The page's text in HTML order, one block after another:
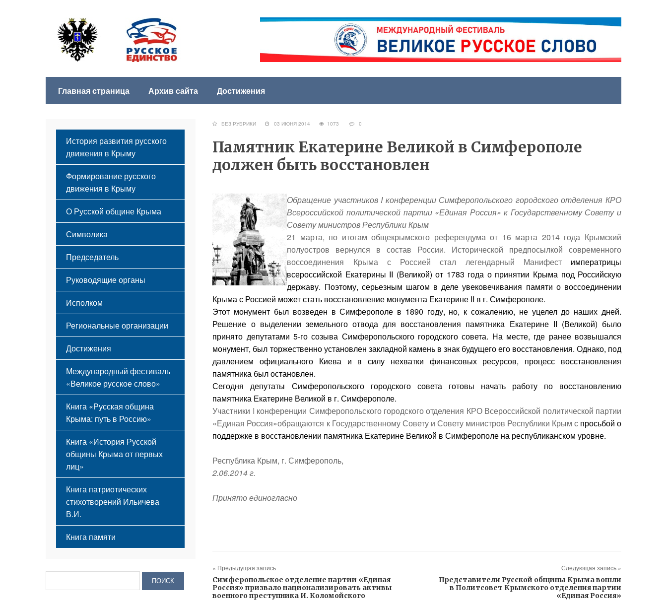
Главная страница Архив сайта Достижения
БЕЗ РУБРИКИ 03 ИЮНЯ 2014 1073 0
Памятник Екатерине Великой в Симферополе
должен быть восстановлен
Обращение участников I конференции Симферопольского городского отделения КРО
Всероссийской политической партии «Единая Россия» к Государственному Совету и
Совету министров Республики Крым
21 марта, по итогам общекрымского референдума от 16 марта 2014 года Крымский
полуостров вернулся в состав России. Исторической предпосылкой современного
воссоединения Крыма с Россией стал легендарный Манифест императрицы
всероссийской Екатерины II (Великой) от 1783 года о принятии Крыма под Российскую
державу. Поэтому, серьезным шагом в деле увековечивания памяти о воссоединении
Крыма с Россией может стать восстановление монумента Екатерине II в г. Симферополе.
Этот монумент был возведен в Симферополе в 1890 году, но, к сожалению, не уцелел до наших дней.
Решение о выделении земельного отвода для восстановления памятника Екатерине II (Великой) было
принято депутатами 5-го созыва Симферопольского городского совета. На месте, где ранее возвышался
монумент, был торжественно установлен закладной камень в знак будущего его восстановления. Однако, под
давлением официального Киева и в силу нехватки финансовых ресурсов, процесс восстановления
памятника был остановлен.
Сегодня депутаты Симферопольского городского совета готовы начать работу по восстановлению
памятника Екатерине Великой в г. Симферополе.
Участники I конференции Симферопольского городского отделения КРО Всероссийской политической партии
«Единая Россия»обращаются к Государственному Совету и Совету министров Республики Крым спросьбой о
поддержке в восстановлении памятника Екатерине Великой в Симферополе на республиканском уровне.
Республика Крым, г. Симферополь,
2.06.2014 г.
Принято единогласно
« Предыдущая запись
Симферопольское отделение партии «Единая
Россия» призвало национализировать активы
военного преступника И. Коломойского
Следующая запись »
Представители Русской общины Крыма вошли
в Политсовет Крымского отделения партии
«Единая Россия»
История развития русского
движения в Крыму
Формирование русского
движения в Крыму
Русский Крым
О Русской общине Крыма
Этапы становления
Принципы деятельности
Структура
Мероприятия
Символика
Флаг
Герб
Гимн
Председатель
Руководящие органы
Исполком
Региональные организации
Достижения
Международный фестиваль
«Великое русское слово»
Книга «Русская община
Крыма: путь в Россию»
Книга «История Русской
общины Крыма от первых
лиц»
Книга патриотических
стихотворений Ильичева
В.И.
Книга памяти